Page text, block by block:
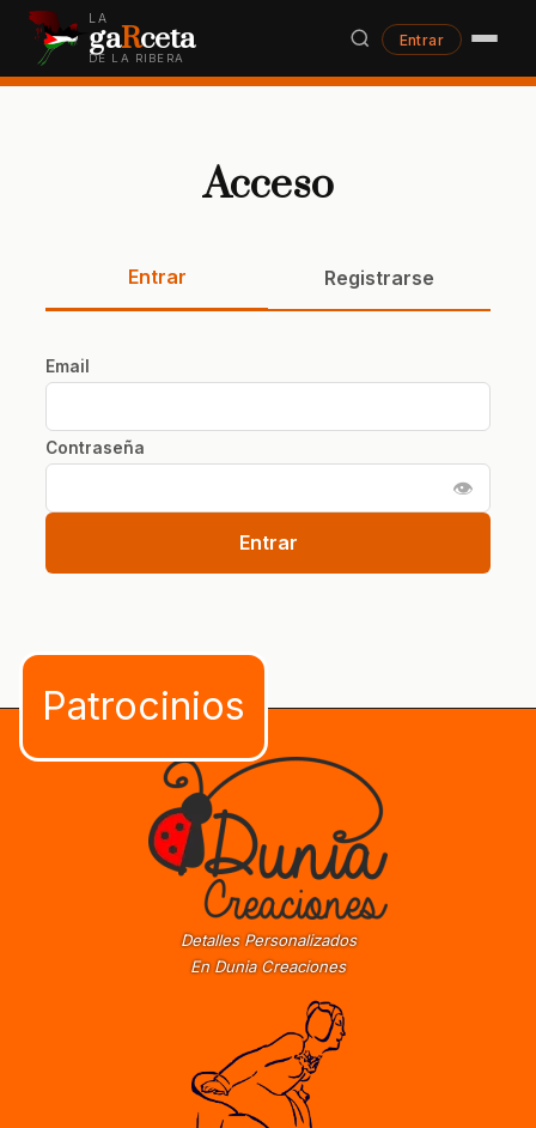
LA
gaRceta
DE LA RIBERA
Entrar
Acceso
Entrar Registrarse
Email
Contraseña
👁
Entrar
Detalles Personalizados
En Dunia Creaciones